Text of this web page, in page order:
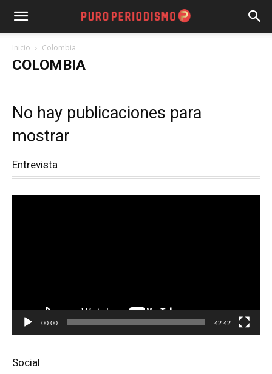
Inicio Colombia
COLOMBIA
No hay publicaciones para
mostrar
Entrevista
00:00 42:42
Social